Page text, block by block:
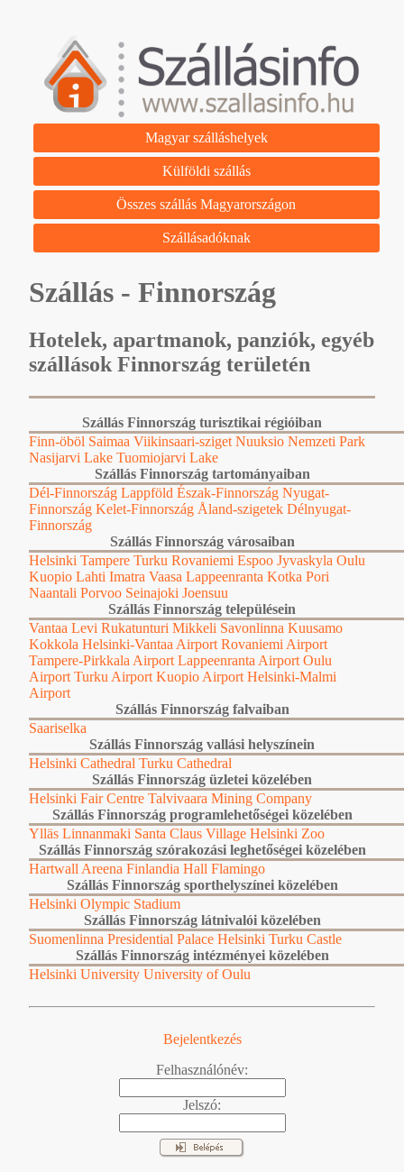
Magyar szálláshelyek
Külföldi szállás
Összes szállás Magyarországon
Szállásadóknak
Szállás - Finnország
Hotelek, apartmanok, panziók, egyéb
szállások Finnország területén
Szállás Finnország turisztikai régióiban
Finn-öböl Saimaa Viikinsaari-sziget Nuuksio Nemzeti Park
Nasijarvi Lake Tuomiojarvi Lake
Szállás Finnország tartományaiban
Dél-Finnország Lappföld Észak-Finnország Nyugat-
Finnország Kelet-Finnország Åland-szigetek Délnyugat-
Finnország
Szállás Finnország városaiban
Helsinki Tampere Turku Rovaniemi Espoo Jyvaskyla Oulu
Kuopio Lahti Imatra Vaasa Lappeenranta Kotka Pori
Naantali Porvoo Seinajoki Joensuu
Szállás Finnország településein
Vantaa Levi Rukatunturi Mikkeli Savonlinna Kuusamo
Kokkola Helsinki-Vantaa Airport Rovaniemi Airport
Tampere-Pirkkala Airport Lappeenranta Airport Oulu
Airport Turku Airport Kuopio Airport Helsinki-Malmi
Airport
Szállás Finnország falvaiban
Saariselka
Szállás Finnország vallási helyszínein
Helsinki Cathedral Turku Cathedral
Szállás Finnország üzletei közelében
Helsinki Fair Centre Talvivaara Mining Company
Szállás Finnország programlehetőségei közelében
Ylläs Linnanmaki Santa Claus Village Helsinki Zoo
Szállás Finnország szórakozási leghetőségei közelében
Hartwall Areena Finlandia Hall Flamingo
Szállás Finnország sporthelyszínei közelében
Helsinki Olympic Stadium
Szállás Finnország látnivalói közelében
Suomenlinna Presidential Palace Helsinki Turku Castle
Szállás Finnország intézményei közelében
Helsinki University University of Oulu
Bejelentkezés
Felhasználónév:
Jelszó: